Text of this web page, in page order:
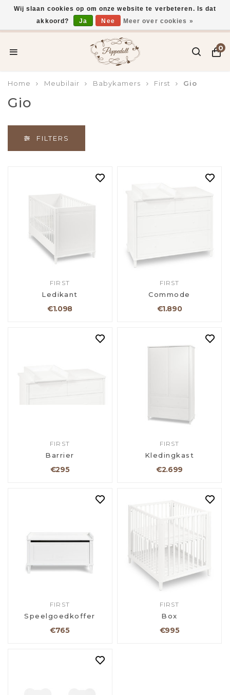
Voor 15:00 uur besteld, vandaag verzonden*
0
Home Meubilair Babykamers First Gio
Gio
FILTERS
FIRST
Ledikant
€1.098
FIRST
Commode
€1.890
FIRST
Barrier
€295
FIRST
Kledingkast
€2.699
FIRST
Speelgoedkoffer
€765
FIRST
Box
€995
Wij slaan cookies op om onze website te verbeteren. Is dat
akkoord?
Ja Nee Meer over cookies »